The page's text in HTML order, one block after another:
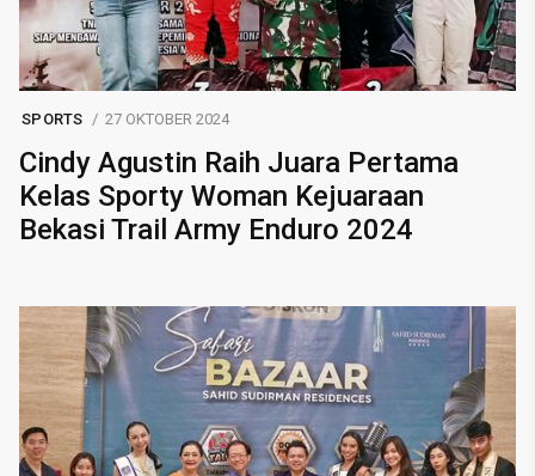
SPORTS 27 OKTOBER 2024
Cindy Agustin Raih Juara Pertama
Kelas Sporty Woman Kejuaraan
Bekasi Trail Army Enduro 2024